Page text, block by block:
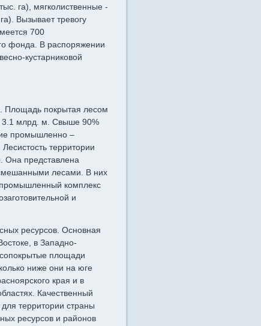
га), мягколиственные -
Вызывает тревогу
700
фонда. В распоряжении
кустарниковой
Площадь покрытая лесом
3.1 млрд. м. Свыше 90%
промышленно –
территории
Она представлена
лесами. В них
комплекс
и
ресурсов. Основная
в Западно-
площади
ниже они на юге
края и в
Качественный
территории страны
ресурсов и районов